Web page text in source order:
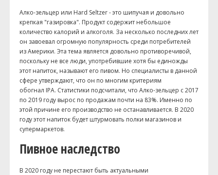
Алко-зельцер или Hard Seltzer - это шипучая и довольно
крепкая "газировка". Продукт содержит небольшое
количество калорий и алкоголя. За несколько последних лет
он завоевал огромную популярность среди потребителей
из Америки. Эта тема является довольно противоречивой,
поскольку не все люди, употребившие хотя бы единожды
этот напиток, называют его пивом. Но специалисты в данной
сфере утверждают, что он по многим критериям
обогнал IPA. Статистики подсчитали, что Алко-зельцер с 2017
по 2019 году вырос по продажам почти на 83%. Именно по
этой причине его производство не останавливается. В 2020
году этот напиток будет штурмовать полки магазинов и
супермаркетов.
Пивное наследство
В 2020 году не перестают быть актуальными